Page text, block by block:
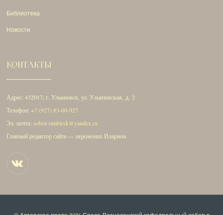
Библиотека
Новости
КОНТАКТЫ
Адрес: 432017, г. Ульяновск, ул. Ульяновская, д. 2
Телефон:+7 (927) 83-00-927
Эл. почта:sobor-simbirsk@yandex.ru
Главный редактор сайта — иеромонах Иларион